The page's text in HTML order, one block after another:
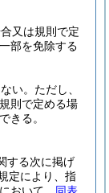
又は規則で定
部を免除する
い。 ただし、
則で定める場
きる。
する次に掲げ
定により、指
おいて、 同表